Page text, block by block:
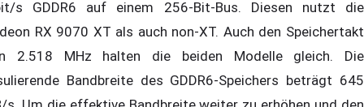
s GDDR6 auf einem 256-Bit-Bus. Diesen nutzt die
RX 9070 XT als auch non-XT. Auch den Speichertakt
2.518 MHz halten die beiden Modelle gleich. Die
Bandbreite des GDDR6-Speichers beträgt 645